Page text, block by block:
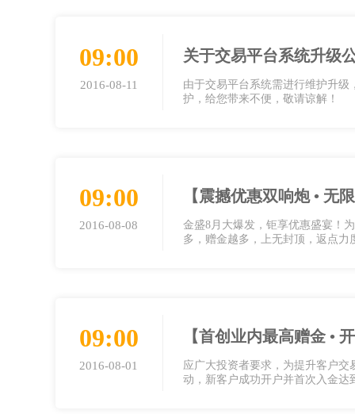
09:00
2016-08-11
关于交易平台系统升级
由于交易平台系统需进行维护升级
护，给您带来不便，敬请谅解！
09:00
2016-08-08
【震撼优惠双响炮 • 无
金盛8月大爆发，钜享优惠盛宴！
多，赠金越多，上无封顶，返点力
09:00
2016-08-01
【首创业内最高赠金 •
应广大投资者要求，为提升客户
动，新客户成功开户并首次入金达